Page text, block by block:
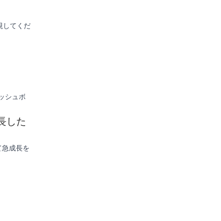
してくだ
シュボ
した
成長を